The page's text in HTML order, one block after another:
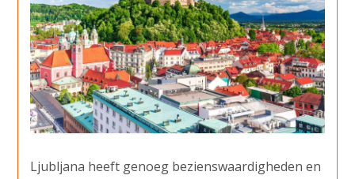
Ljubljana heeft genoeg bezienswaardigheden en